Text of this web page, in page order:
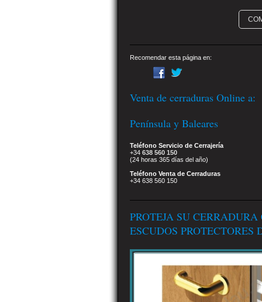
Recomendar esta página en:
Venta de cerraduras Online a:
Península y Baleares
Teléfono Servicio de Cerrajería
+34 638 560 150
(24 horas 365 días del año)
Teléfono Venta de Cerraduras
+34 638 560 150
PROTEJA SU CERRADURA
ESCUDOS PROTECTORES